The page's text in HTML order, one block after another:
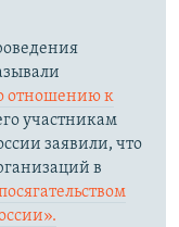
отношению к
участникам
заявили, что
в